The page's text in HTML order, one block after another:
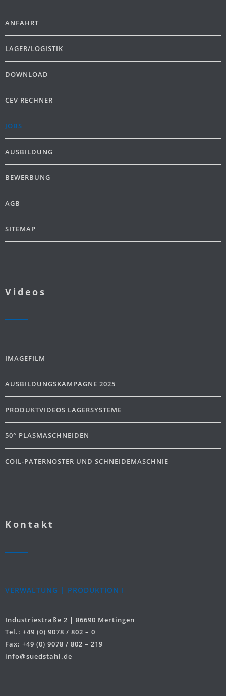
ANFAHRT
LAGER/LOGISTIK
DOWNLOAD
CEV RECHNER
JOBS
AUSBILDUNG
BEWERBUNG
AGB
SITEMAP
Videos
IMAGEFILM
AUSBILDUNGSKAMPAGNE 2025
PRODUKTVIDEOS LAGERSYSTEME
50° PLASMASCHNEIDEN
COIL-PATERNOSTER UND SCHNEIDEMASCHNIE
Kontakt
VERWALTUNG | PRODUKTION I
Industriestraße 2 | 86690 Mertingen
Tel.: +49 (0) 9078 / 802 – 0
Fax: +49 (0) 9078 / 802 – 219
info@suedstahl.de